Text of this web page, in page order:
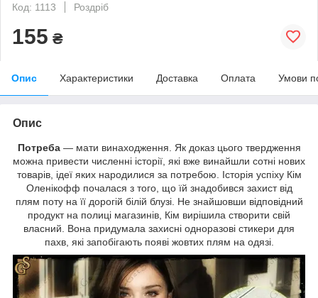
Код: 1113
Роздріб
155 ₴
Опис Характеристики Доставка Оплата Умови
Опис
Потреба — мати винаходження. Як доказ цього твердження
можна привести численні історії, які вже винайшли сотні нових
товарів, ідеї яких народилися за потребою. Історія успіху Кім
Оленікофф почалася з того, що їй знадобився захист від
плям поту на її дорогій білій блузі. Не знайшовши відповідний
продукт на полиці магазинів, Кім вирішила створити свій
власний. Вона придумала захисні одноразові стикери для
пахв, які запобігають появі жовтих плям на одязі.